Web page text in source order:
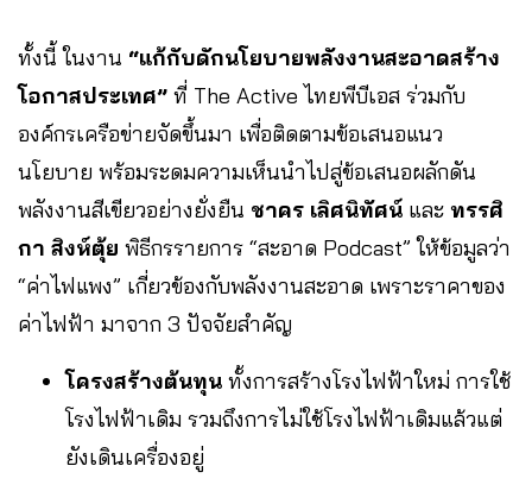
ทั้งนี้ ในงาน “แก้กับดักนโยบายพลังงานสะอาดสร้าง
โอกาสประเทศ” ที่ The Active ไทยพีบีเอส ร่วมกับ
องค์กรเครือข่ายจัดขึ้นมา เพื่อติดตามข้อเสนอแนว
นโยบาย พร้อมระดมความเห็นนำไปสู่ข้อเสนอผลักดัน
พลังงานสีเขียวอย่างยั่งยืน ชาคร เลิศนิทัศน์ และ ทรรศิ
กา สิงห์ตุ้ย พิธีกรรายการ “สะอาด Podcast” ให้ข้อมูลว่า
“ค่าไฟแพง” เกี่ยวข้องกับพลังงานสะอาด เพราะราคาของ
ค่าไฟฟ้า มาจาก 3 ปัจจัยสำคัญ
โครงสร้างต้นทุน ทั้งการสร้างโรงไฟฟ้าใหม่ การใช้
โรงไฟฟ้าเดิม รวมถึงการไม่ใช้โรงไฟฟ้าเดิมแล้วแต่
ยังเดินเครื่องอยู่